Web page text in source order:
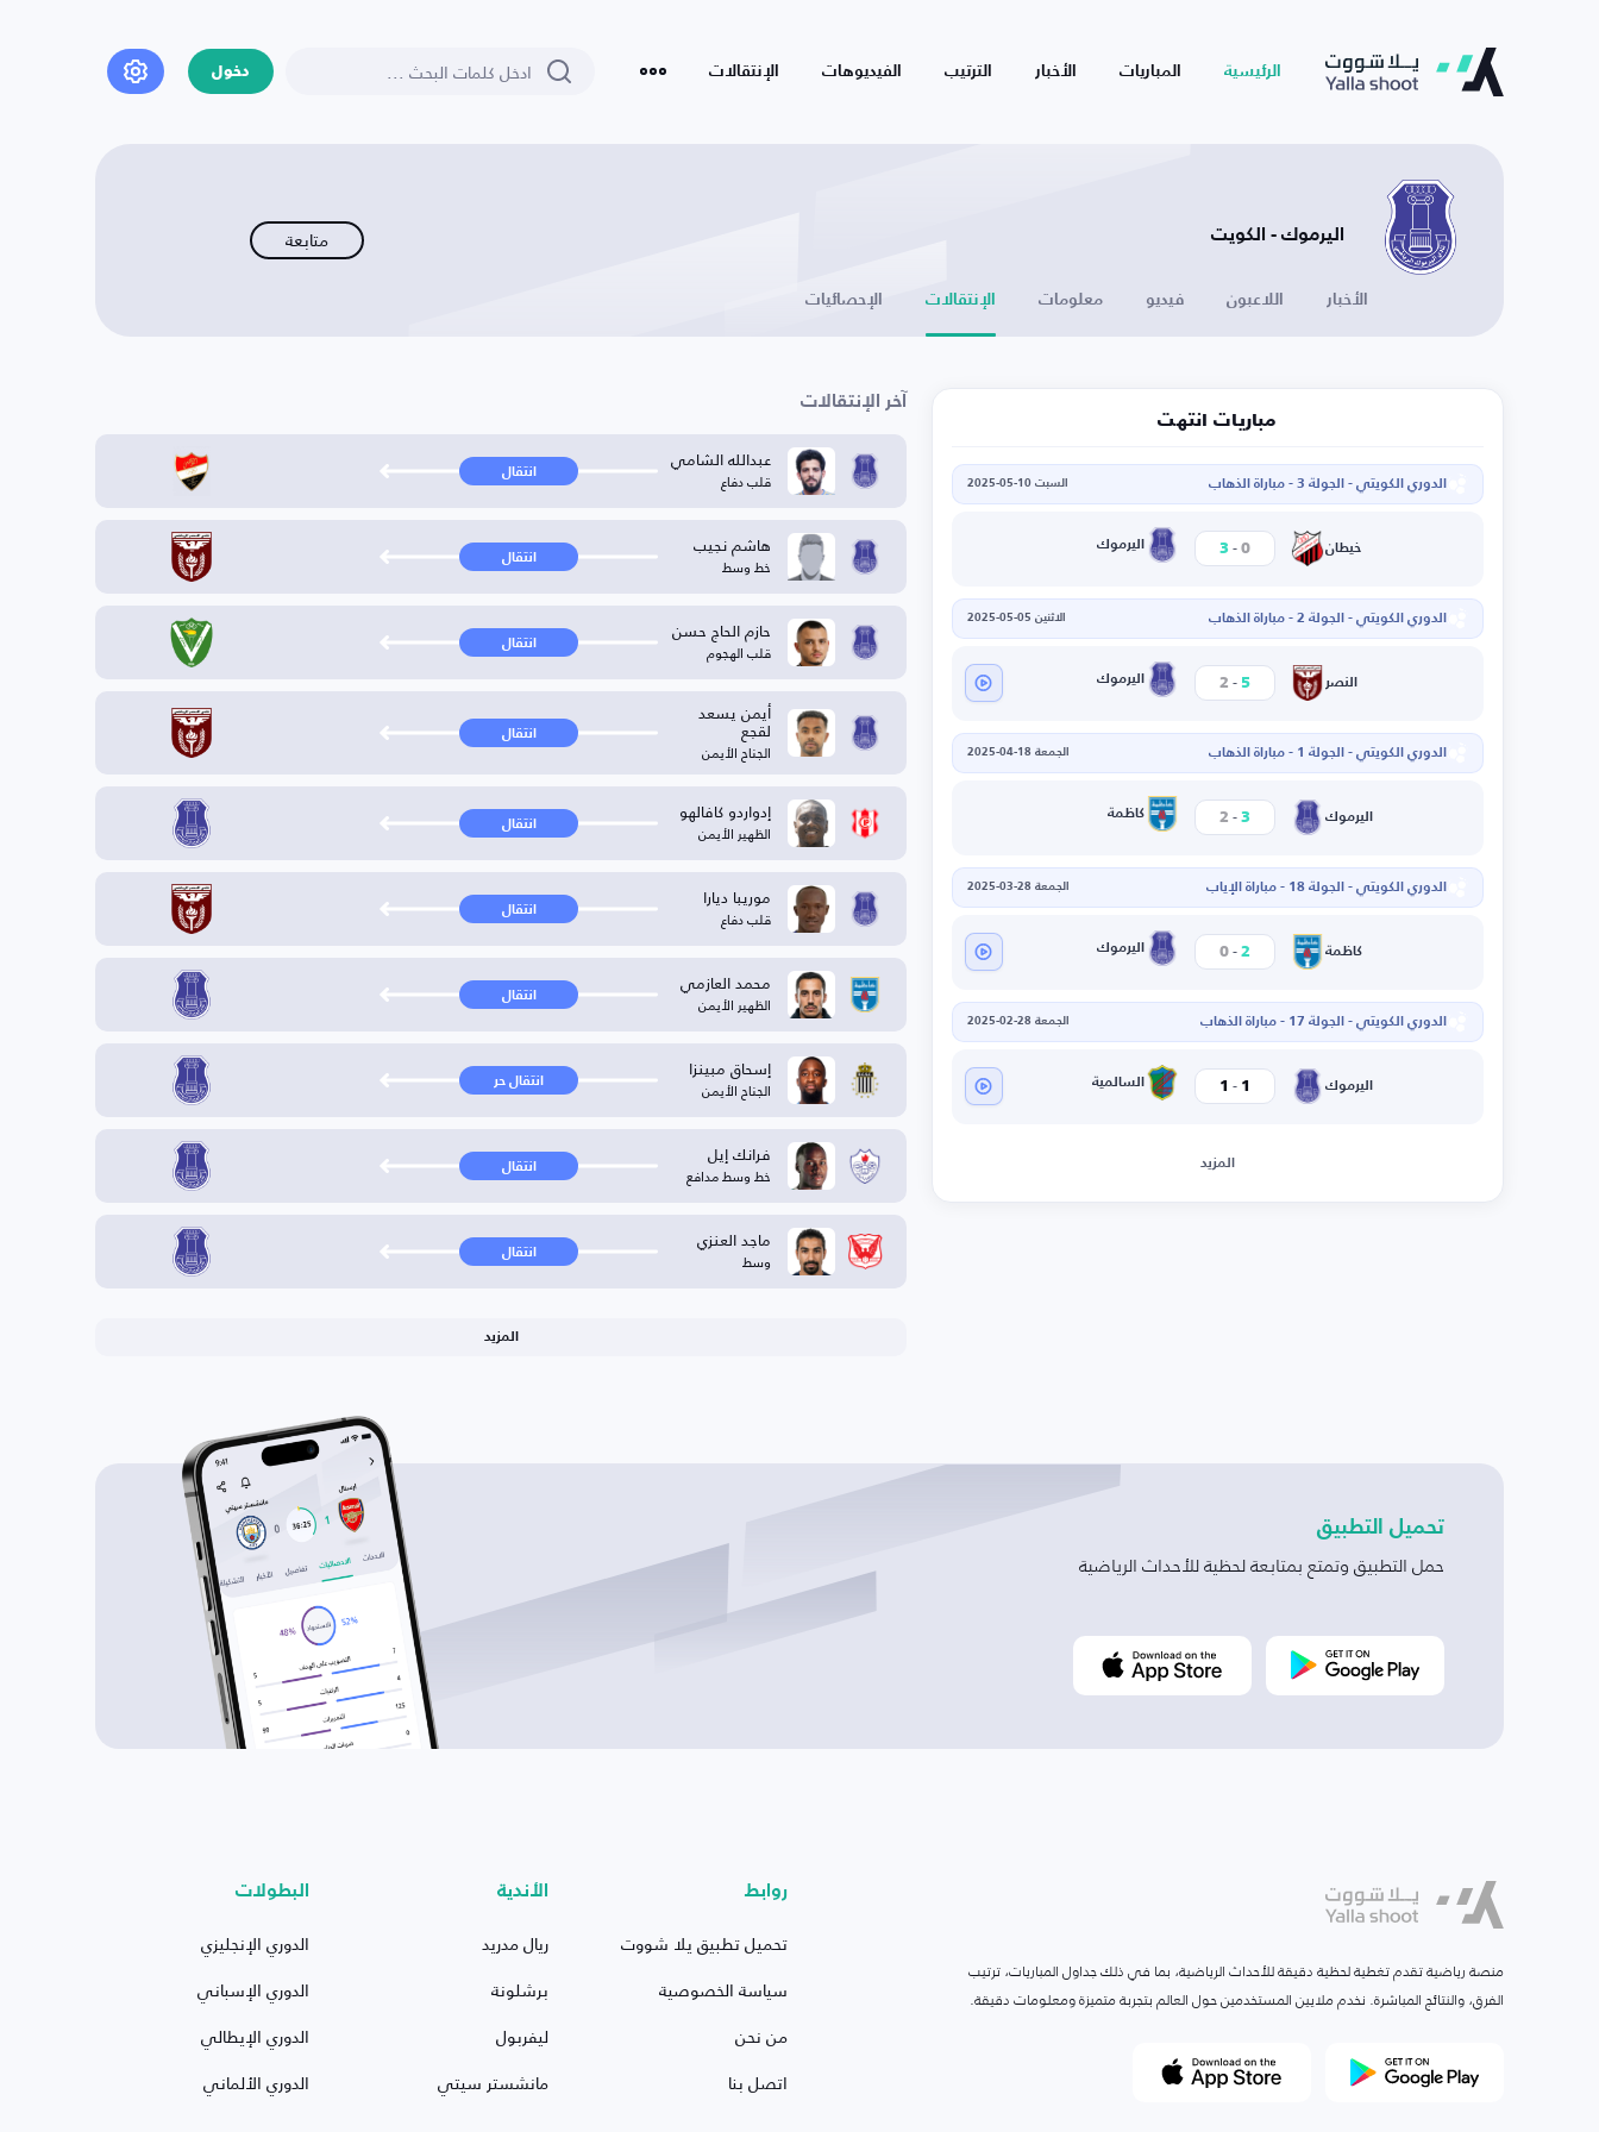
الرئيسية المباريات الأخبار الترتيب الفيديوهات الإنتقالات دخول
اليرموك - الكويت متابعة
الأخبار اللاعبون فيديو معلومات الإنتقالات الإحصائيات
مباريات انتهت
الدوري الكويتي - الجولة 3 - مباراة الذهاب السبت 10-05-2025
خيطان 0
-
3 اليرموك
الدوري الكويتي - الجولة 2 - مباراة الذهاب الاثنين 05-05-2025
النصر 5
-
2 اليرموك
الدوري الكويتي - الجولة 1 - مباراة الذهاب الجمعة 18-04-2025
اليرموك 3
-
2 كاظمة
الدوري الكويتي - الجولة 18 - مباراة الإياب الجمعة 28-03-2025
كاظمة 2
-
0 اليرموك
الدوري الكويتي - الجولة 17 - مباراة الذهاب الجمعة 28-02-2025
اليرموك 1
-
1 السالمية
المزيد
آخر الإنتقالات
عبدالله الشامي
قلب دفاع انتقال
هاشم نجيب
خط وسط انتقال
حازم الحاج حسن
قلب الهجوم انتقال
أيمن يسعد
لقجع
الجناح الأيمن
انتقال
إدواردو كافالهو
الظهير الأيمن انتقال
موريبا ديارا
قلب دفاع انتقال
محمد العازمي
الظهير الأيمن انتقال
إسحاق مبينزا
الجناح الأيمن انتقال حر
فرانك إيل
خط وسط مدافع انتقال
ماجد العنزي
وسط انتقال
المزيد
تحميل التطبيق
حمل التطبيق وتمتع بمتابعة لحظية للأحداث الرياضية
منصة رياضية تقدم تغطية لحظية دقيقة للأحداث الرياضية، بما في ذلك جداول المباريات، ترتيب
الفرق، والنتائج المباشرة. نخدم ملايين المستخدمين حول العالم بتجربة متميزة ومعلومات دقيقة.
روابط
تحميل تطبيق يلا شووت
سياسة الخصوصية
من نحن
اتصل بنا
الأندية
ريال مدريد
برشلونة
ليفربول
مانشستر سيتي
البطولات
الدوري الإنجليزي
الدوري الإسباني
الدوري الإيطالي
الدوري الألماني